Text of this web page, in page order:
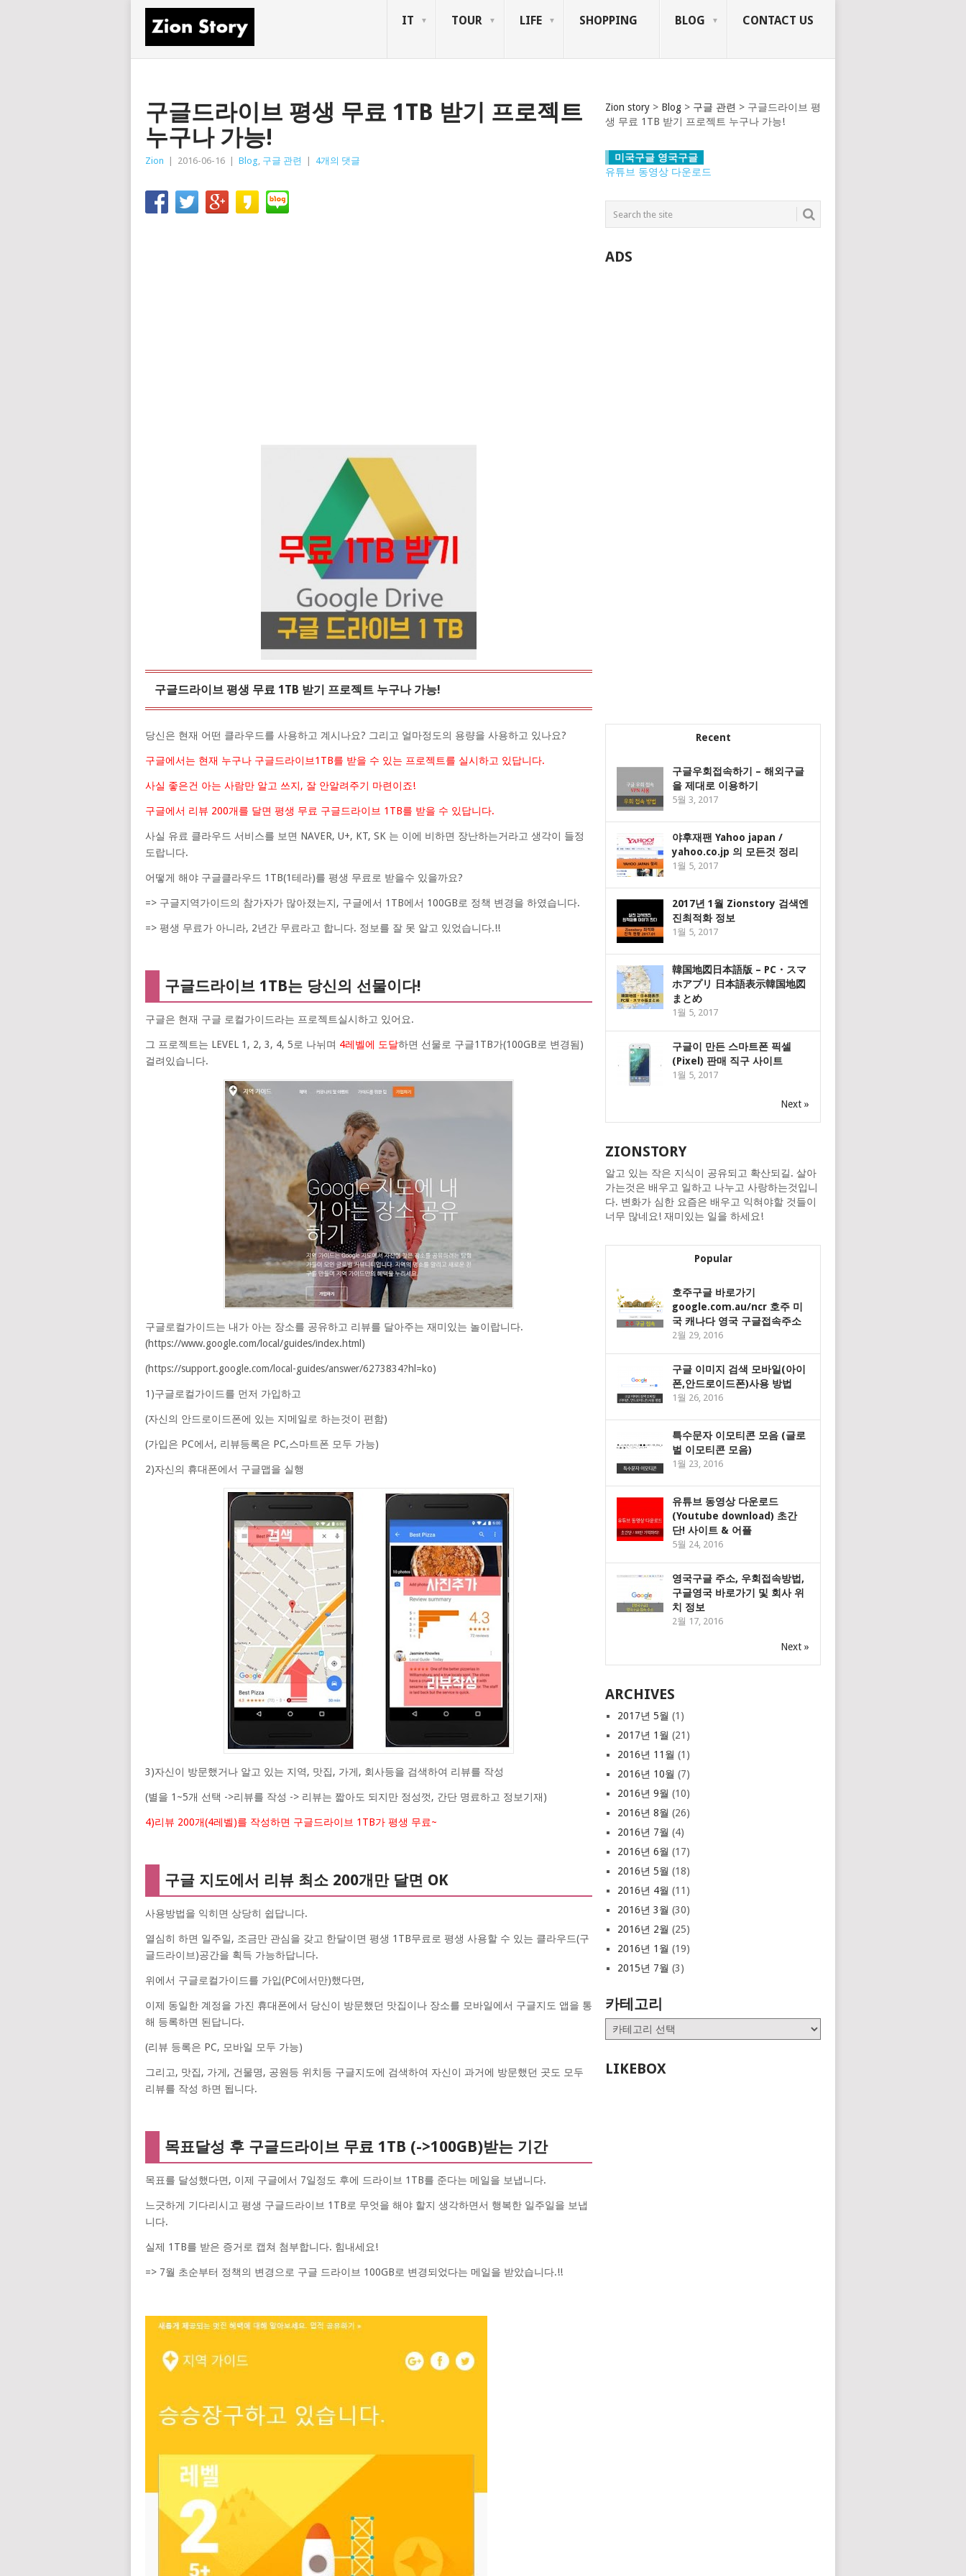
IT TOUR LIFE SHOPPING BLOG CONTACT US
구글드라이브 평생 무료 1TB 받기 프로젝트
누구나 가능!
Zion 2016-06-16 Blog, 구글 관련 4개의 댓글
구글드라이브 평생 무료 1TB 받기 프로젝트 누구나 가능!
당신은 현재 어떤 클라우드를 사용하고 계시나요? 그리고 얼마정도의 용량을 사용하고 있나요?
구글에서는 현재 누구나 구글드라이브1TB를 받을 수 있는 프로젝트를 실시하고 있답니다.
사실 좋은건 아는 사람만 알고 쓰지, 잘 안알려주기 마련이죠!
구글에서 리뷰 200개를 달면 평생 무료 구글드라이브 1TB를 받을 수 있답니다.
사실 유료 클라우드 서비스를 보면 NAVER, U+, KT, SK 는 이에 비하면 장난하는거라고 생각이 들정
도랍니다.
어떻게 해야 구글클라우드 1TB(1테라)를 평생 무료로 받을수 있을까요?
=> 구글지역가이드의 참가자가 많아졌는지, 구글에서 1TB에서 100GB로 정책 변경을 하였습니다.
=> 평생 무료가 아니라, 2년간 무료라고 합니다. 정보를 잘 못 알고 있었습니다.!!
구글드라이브 1TB는 당신의 선물이다!
구글은 현재 구글 로컬가이드라는 프로젝트실시하고 있어요.
그 프로젝트는 LEVEL 1, 2, 3, 4, 5로 나뉘며 4레벨에 도달하면 선물로 구글1TB가(100GB로 변경됨)
걸려있습니다.
구글로컬가이드는 내가 아는 장소를 공유하고 리뷰를 달아주는 재미있는 놀이랍니다.
(https://www.google.com/local/guides/index.html)
(https://support.google.com/local-guides/answer/6273834?hl=ko)
1)구글로컬가이드를 먼저 가입하고
(자신의 안드로이드폰에 있는 지메일로 하는것이 편함)
(가입은 PC에서, 리뷰등록은 PC,스마트폰 모두 가능)
2)자신의 휴대폰에서 구글맵을 실행
3)자신이 방문했거나 알고 있는 지역, 맛집, 가게, 회사등을 검색하여 리뷰를 작성
(별을 1~5개 선택 ->리뷰를 작성 -> 리뷰는 짧아도 되지만 정성껏, 간단 명료하고 정보기재)
4)리뷰 200개(4레벨)를 작성하면 구글드라이브 1TB가 평생 무료~
구글 지도에서 리뷰 최소 200개만 달면 OK
사용방법을 익히면 상당히 쉽답니다.
열심히 하면 일주일, 조금만 관심을 갖고 한달이면 평생 1TB무료로 평생 사용할 수 있는 클라우드(구
글드라이브)공간을 획득 가능하답니다.
위에서 구글로컬가이드를 가입(PC에서만)했다면,
이제 동일한 계정을 가진 휴대폰에서 당신이 방문했던 맛집이나 장소를 모바일에서 구글지도 앱을 통
해 등록하면 된답니다.
(리뷰 등록은 PC, 모바일 모두 가능)
그리고, 맛집, 가게, 건물명, 공원등 위치등 구글지도에 검색하여 자신이 과거에 방문했던 곳도 모두
리뷰를 작성 하면 됩니다.
목표달성 후 구글드라이브 무료 1TB (->100GB)받는 기간
목표를 달성했다면, 이제 구글에서 7일정도 후에 드라이브 1TB를 준다는 메일을 보냅니다.
느긋하게 기다리시고 평생 구글드라이브 1TB로 무엇을 해야 할지 생각하면서 행복한 일주일을 보냅
니다.
실제 1TB를 받은 증거로 캡쳐 첨부합니다. 힘내세요!
=> 7월 초순부터 정책의 변경으로 구글 드라이브 100GB로 변경되었다는 메일을 받았습니다.!!
Zion story > Blog > 구글 관련 > 구글드라이브 평
생 무료 1TB 받기 프로젝트 누구나 가능!
미국구글 영국구글
유튜브 동영상 다운로드
ADS
Recent
구글우회접속하기 – 해외구글
을 제대로 이용하기
5월 3, 2017
야후재팬 Yahoo japan /
yahoo.co.jp 의 모든것 정리
1월 5, 2017
2017년 1월 Zionstory 검색엔
진최적화 정보
1월 5, 2017
韓国地図日本語版 – PC・スマ
ホアプリ 日本語表示韓国地図
まとめ
1월 5, 2017
구글이 만든 스마트폰 픽셀
(Pixel) 판매 직구 사이트
1월 5, 2017
Next »
ZIONSTORY
알고 있는 작은 지식이 공유되고 확산되길. 살아
가는것은 배우고 일하고 나누고 사랑하는것입니
다. 변화가 심한 요즘은 배우고 익혀야할 것들이
너무 많네요! 재미있는 일을 하세요!
Popular
호주구글 바로가기
google.com.au/ncr 호주 미
국 캐나다 영국 구글접속주소
2월 29, 2016
구글 이미지 검색 모바일(아이
폰,안드로이드폰)사용 방법
1월 26, 2016
특수문자 이모티콘 모음 (글로
벌 이모티콘 모음)
1월 23, 2016
유튜브 동영상 다운로드
(Youtube download) 초간
단! 사이트 & 어플
5월 24, 2016
영국구글 주소, 우회접속방법,
구글영국 바로가기 및 회사 위
치 정보
2월 17, 2016
Next »
ARCHIVES
2017년 5월 (1)
2017년 1월 (21)
2016년 11월 (1)
2016년 10월 (7)
2016년 9월 (10)
2016년 8월 (26)
2016년 7월 (4)
2016년 6월 (17)
2016년 5월 (18)
2016년 4월 (11)
2016년 3월 (30)
2016년 2월 (25)
2016년 1월 (19)
2015년 7월 (3)
카테고리
카
테
리
LIKEBOX